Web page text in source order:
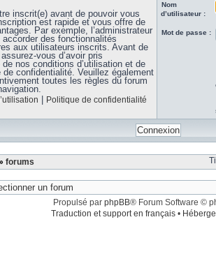
inscrit(e) avant de pouvoir vous
est rapide et vous offre de
Par exemple, l’administrateur
des fonctionnalités
aux utilisateurs inscrits. Avant de
vous d’avoir pris
nos conditions d’utilisation et de
de confidentialité. Veuillez également
toutes les règles du forum
Politique de confidentialité
Nom
d’utilisateur :
Mot de passe :
forums
Propulsé par phpBB® Forum Software ©
Traduction et support en français •